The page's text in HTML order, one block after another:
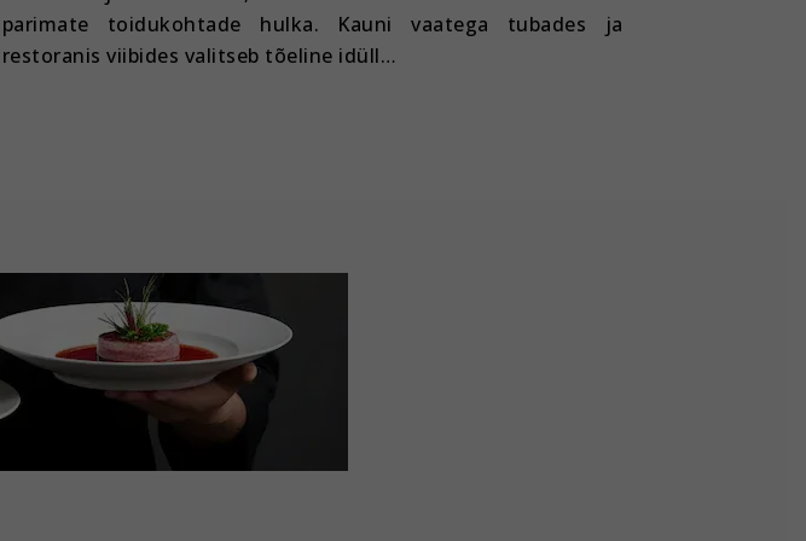
parimate toidukohtade hulka. Kauni vaatega tubades ja
restoranis viibides valitseb tõeline idüll…